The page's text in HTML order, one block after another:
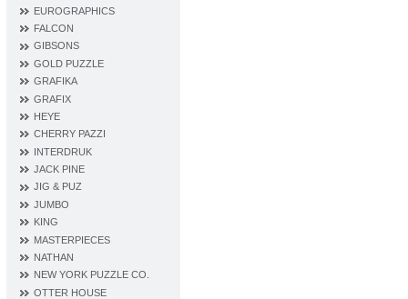
EUROGRAPHICS
FALCON
GIBSONS
GOLD PUZZLE
GRAFIKA
GRAFIX
HEYE
CHERRY PAZZI
INTERDRUK
JACK PINE
JIG & PUZ
JUMBO
KING
MASTERPIECES
NATHAN
NEW YORK PUZZLE CO.
OTTER HOUSE